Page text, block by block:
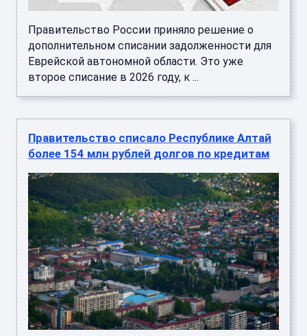
Еврейской автономной области. Это уже
второе списание в 2026 году, к ...
более 154 млн рублей долгов по кредитам
Правительство России частично списало